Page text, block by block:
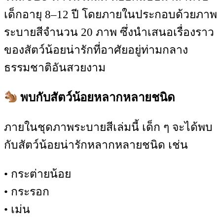
เด็กอายุ 8–12 ปี โดยภายในประกอบด้วยภาพ
ระบายสีจำนวน 20 ภาพ ซึ่งนำเสนอเรื่องราว
ของสัตว์น้อยน่ารักที่อาศัยอยู่ท่ามกลาง
ธรรมชาติอันสวยงาม
พบกับสัตว์น้อยหลากหลายชนิด
ภายในชุดภาพระบายสีเล่มนี้ เด็ก ๆ จะได้พบ
กับสัตว์น้อยน่ารักหลากหลายชนิด เช่น
• กระต่ายน้อย
• กระรอก
• เม่น